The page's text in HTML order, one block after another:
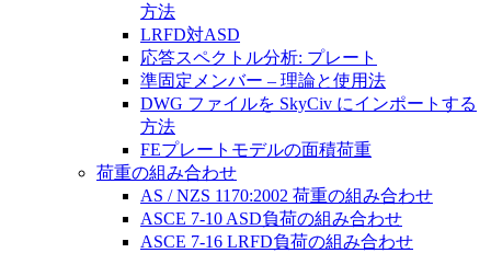
方法
LRFD対ASD
応答スペクトル分析: プレート
準固定メンバー – 理論と使用法
DWG ファイルを SkyCiv にインポートする
方法
FEプレートモデルの面積荷重
荷重の組み合わせ
AS / NZS 1170:2002 荷重の組み合わせ
ASCE 7-10 ASD負荷の組み合わせ
ASCE 7-16 LRFD負荷の組み合わせ